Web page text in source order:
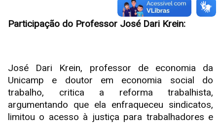
Participação do Professor José Dari Krein:
José Dari Krein, professor de economia da
Unicamp e doutor em economia social do
trabalho, critica a reforma trabalhista,
argumentando que ela enfraqueceu sindicatos,
limitou o acesso à justiça para trabalhadores e